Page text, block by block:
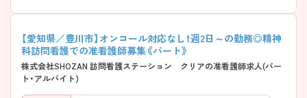
【愛知県／豊川市】オンコール対応なし！週2日～の勤務◎精神
科訪問看護での准看護師募集《パート》
株式会社SHOZAN 訪問看護ステーション クリアの准看護師求人(パー
ト・アルバイト)